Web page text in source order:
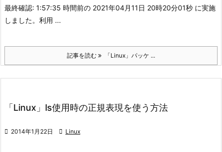
最終確認: 1:57:35 時間前の 2021年04月11日 20時20分01秒 に実施
しました。 利用 ...
記事を読む 「Linux」パッケ ...
「Linux」ls使用時の正規表現を使う方法
 2014年1月22日  Linux